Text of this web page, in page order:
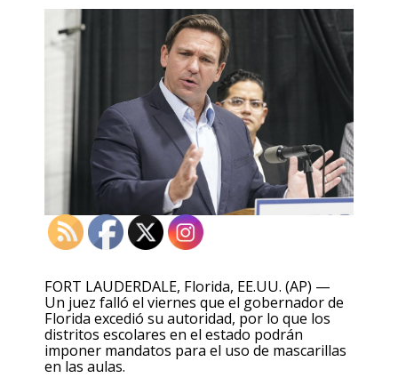
FORT LAUDERDALE, Florida, EE.UU. (AP) —
Un juez falló el viernes que el gobernador de
Florida excedió su autoridad, por lo que los
distritos escolares en el estado podrán
imponer mandatos para el uso de mascarillas
en las aulas.